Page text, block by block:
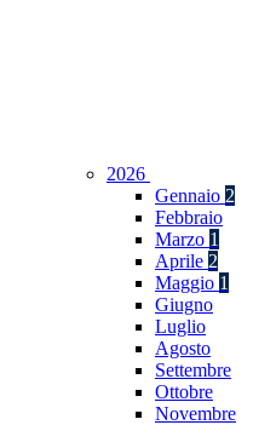
2026
Gennaio 2
Febbraio
Marzo 1
Aprile 2
Maggio 1
Giugno
Luglio
Agosto
Settembre
Ottobre
Novembre